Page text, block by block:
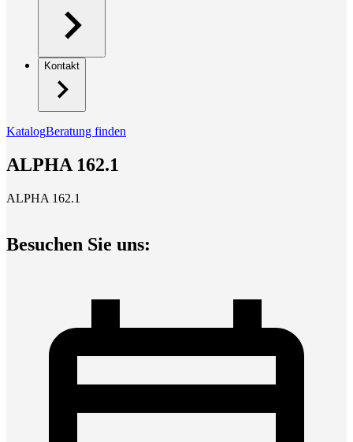
Kontakt
KatalogBeratung finden
ALPHA 162.1
ALPHA 162.1
Besuchen Sie uns: